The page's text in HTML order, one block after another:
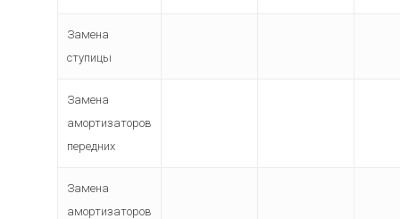
Замена
ступицы
Замена
амортизаторов
передних
Замена
амортизаторов